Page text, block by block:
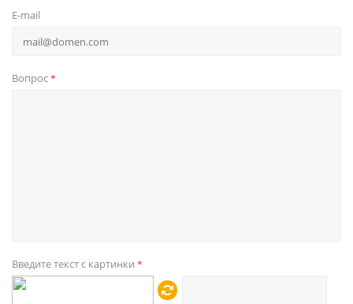
E-mail
Вопрос*
Введите текст с картинки *